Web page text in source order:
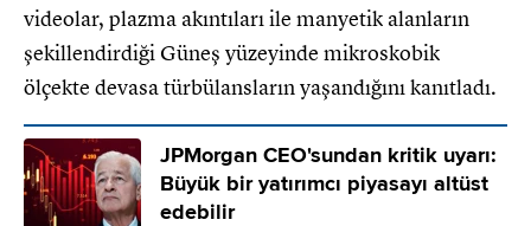
videolar, plazma akıntıları ile manyetik alanların
şekillendirdiği Güneş yüzeyinde mikroskobik
ölçekte devasa türbülansların yaşandığını kanıtladı.
JPMorgan CEO'sundan kritik uyarı:
Büyük bir yatırımcı piyasayı altüst
edebilir